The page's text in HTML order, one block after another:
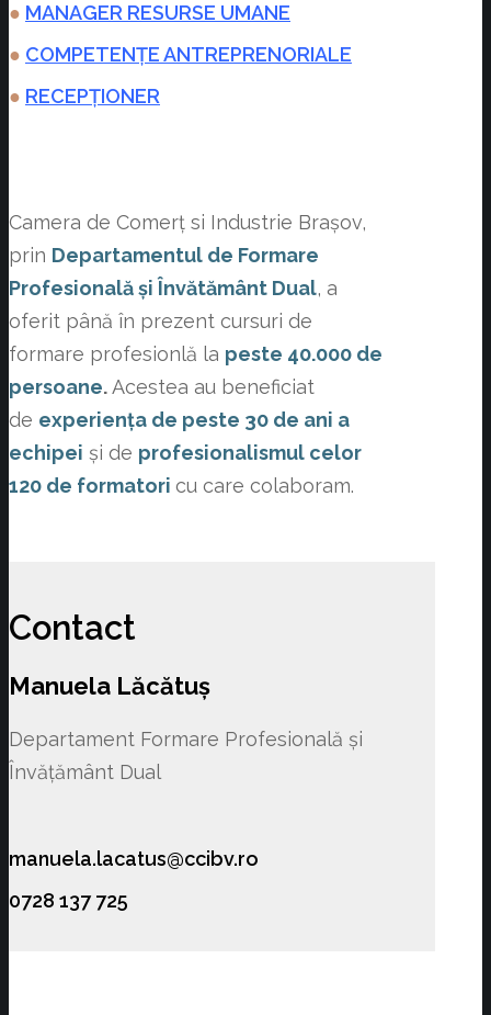
● MANAGER RESURSE UMANE
● COMPETENȚE ANTREPRENORIALE
● RECEPȚIONER
Camera de Comerț si Industrie Brașov,
prin Departamentul de Formare
Profesională și Învătământ Dual, a
oferit până în prezent cursuri de
formare profesionlă la peste 40.000 de
persoane.Acestea au beneficiat
de experiența de peste 30 de ani a
echipei și de profesionalismul celor
120 de formatori cu care colaboram.
Contact
Manuela Lăcătuș
Departament Formare Profesională și
Învățământ Dual
manuela.lacatus@ccibv.ro
0728 137 725